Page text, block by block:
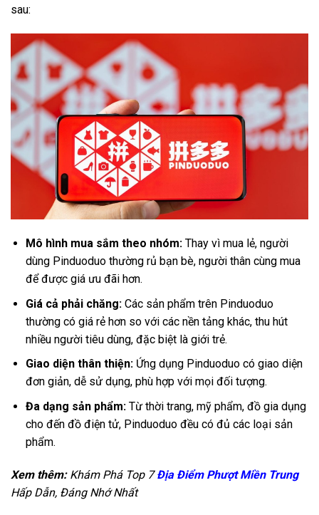
sau:
Mô hình mua sắm theo nhóm:Thay vì mua lẻ, người
dùng Pinduoduo thường rủ bạn bè, người thân cùng mua
để được giá ưu đãi hơn.
Giá cả phải chăng:Các sản phẩm trên Pinduoduo
thường có giá rẻ hơn so với các nền tảng khác, thu hút
nhiều người tiêu dùng, đặc biệt là giới trẻ.
Giao diện thân thiện:Ứng dụng Pinduoduo có giao diện
đơn giản, dễ sử dụng, phù hợp với mọi đối tượng.
Đa dạng sản phẩm:Từ thời trang, mỹ phẩm, đồ gia dụng
cho đến đồ điện tử, Pinduoduo đều có đủ các loại sản
phẩm.
Xem thêm: Khám Phá Top 7Địa Điểm Phượt Miền Trung
Hấp Dẫn, Đáng Nhớ Nhất